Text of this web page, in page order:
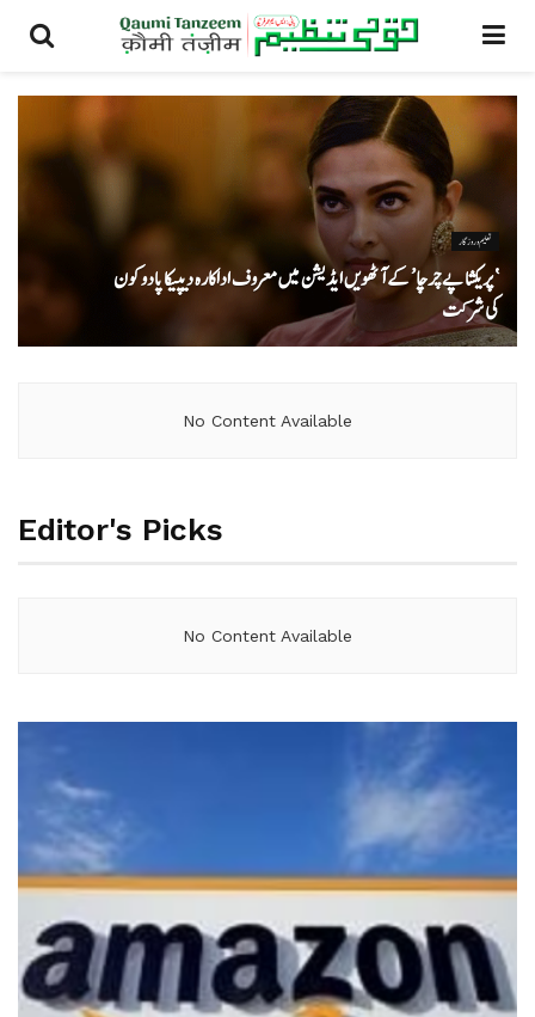
تعلیم و روزگار
‘ پریکشا پے چرچا’ کے آٹھویں ایڈیشن میں معروف اداکارہ دیپیکا پادوکون
کی شرکت
No Content Available
Editor's Picks
No Content Available